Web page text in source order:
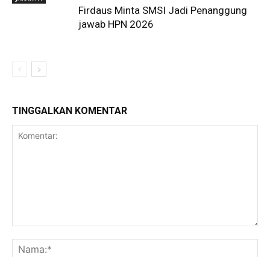
Firdaus Minta SMSI Jadi Penanggung
jawab HPN 2026
TINGGALKAN KOMENTAR